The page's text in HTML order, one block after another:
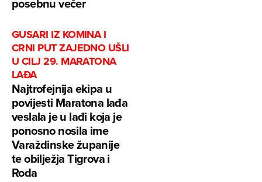
posebnu večer
GUSARI IZ KOMINA I
CRNI PUT ZAJEDNO UŠLI
U CILJ 29. MARATONA
LAĐA
Najtrofejnija ekipa u
povijesti Maratona lađa
veslala je u lađi koja je
ponosno nosila ime
Varaždinske županije
te obilježja Tigrova i
Roda